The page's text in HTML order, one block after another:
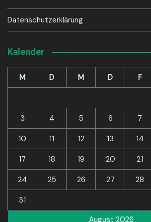
Datenschutzerklärung
Kalender
August 2026
M D M D F
3 4 5 6 7
10 11 12 13 14
17 18 19 20 21
24 25 26 27 28
31